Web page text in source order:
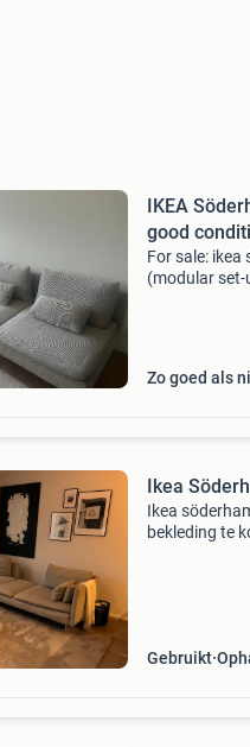
IKEA
good
For sale:
(modular
Zo goed als
Ikea
Ikea
bekleding te
Gebruikt